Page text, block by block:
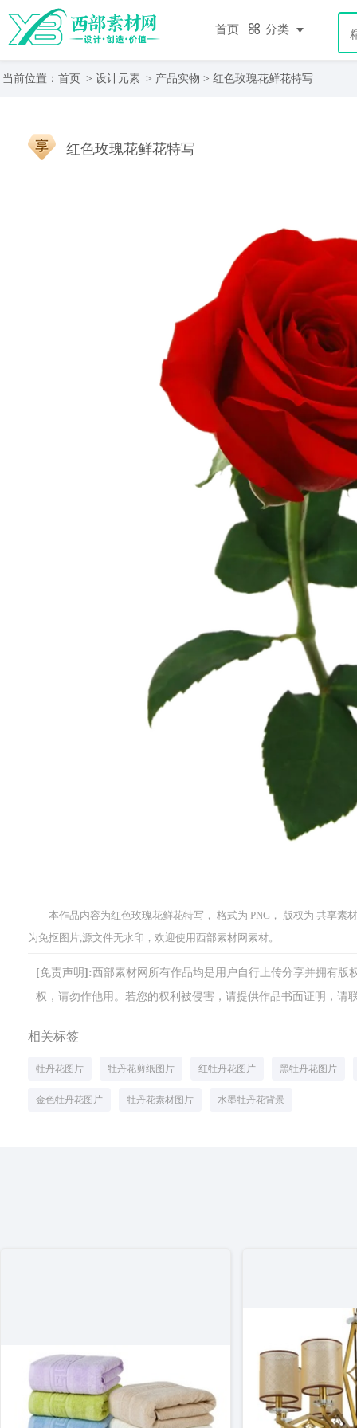
首页 分类
当前位置： 首页 > 设计元素 > 产品实物 > 红色玫瑰花鲜花特写
红色玫瑰花鲜花特写
本作品内容为红色玫瑰花鲜花特写， 格式为 PNG， 版权为 共享素
为免抠图片,源文件无水印，欢迎使用西部素材网素材。
[免责声明]:西部素材网所有作品均是用户自行上传分享并拥有
权，请勿作他用。若您的权利被侵害，请提供作品书面证明，请
相关标签
牡丹花图片 牡丹花剪纸图片 红牡丹花图片 黑牡丹花图片
金色牡丹花图片 牡丹花素材图片 水墨牡丹花背景